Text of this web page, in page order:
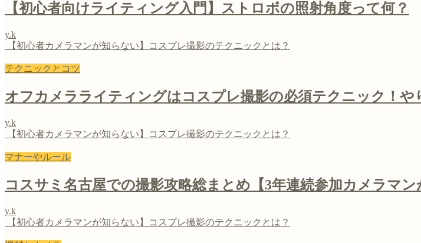
【初心者向けライティング入門】ストロボの照射角度って何？
y.k
【初心者カメラマンが知らない】コスプレ撮影のテクニックとは？
テクニックとコツ
オフカメラライティングはコスプレ撮影の必須テクニック！や
y.k
【初心者カメラマンが知らない】コスプレ撮影のテクニックとは？
マナーやルール
コスサミ名古屋での撮影攻略総まとめ【3年連続参加カメラマン
y.k
【初心者カメラマンが知らない】コスプレ撮影のテクニックとは？